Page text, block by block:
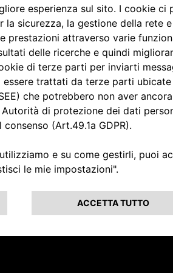
SUV ibridi - guida
all'acquisto